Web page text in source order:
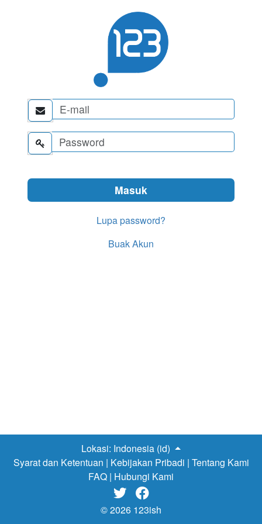


Lupa password?
Buak Akun
Lokasi: Indonesia (id)
Syarat dan Ketentuan | Kebijakan Pribadi | Tentang Kami
FAQ | Hubungi Kami
 
© 2026 123ish